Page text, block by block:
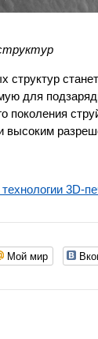
структур
для
поколения
высоким
3D-
Мой мир